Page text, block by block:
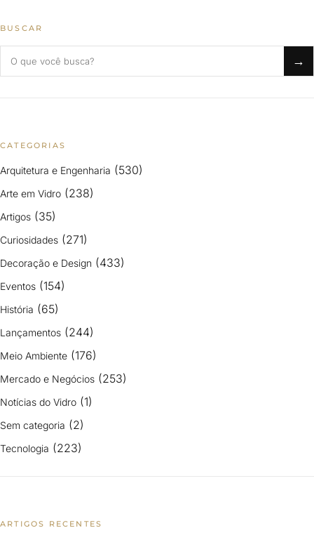
BUSCAR
→
CATEGORIAS
Arquitetura e Engenharia (530)
Arte em Vidro (238)
Artigos (35)
Curiosidades (271)
Decoração e Design (433)
Eventos (154)
História (65)
Lançamentos (244)
Meio Ambiente (176)
Mercado e Negócios (253)
Notícias do Vidro (1)
Sem categoria (2)
Tecnologia (223)
ARTIGOS RECENTES